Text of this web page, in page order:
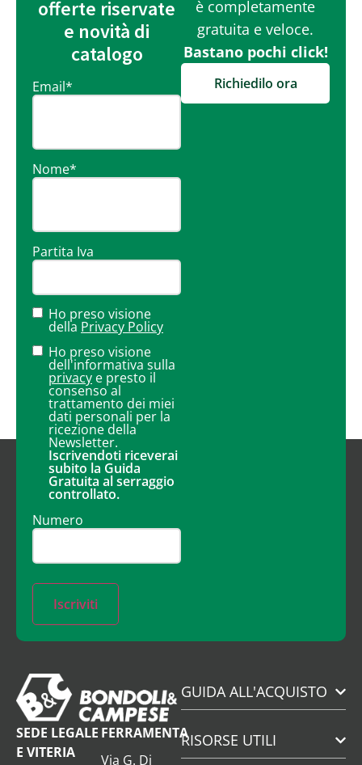
offerte riservate
e novità di
catalogo
Email*
Nome*
Partita Iva
Ho preso visione
della Privacy Policy
Ho preso visione
dell'informativa sulla
privacy e presto il
consenso al
trattamento dei miei
dati personali per la
ricezione della
Newsletter.
Iscrivendoti riceverai
subito la Guida
Gratuita al serraggio
controllato.
Numero
Iscriviti
è completamente
gratuita e veloce.
Bastano pochi click!
Richiedilo ora
SEDE LEGALE
E VITERIA
FERRAMENTA
Via G. Di
GUIDA ALL'ACQUISTO
RISORSE UTILI